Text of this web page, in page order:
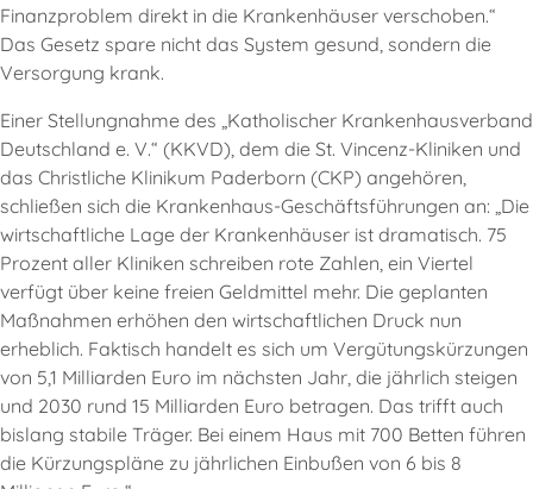
Finanzproblem direkt in die Krankenhäuser verschoben.“
Das Gesetz spare nicht das System gesund, sondern die
Versorgung krank.
Einer Stellungnahme des „Katholischer Krankenhausverband
Deutschland e. V.“ (KKVD), dem die St. Vincenz-Kliniken und
das Christliche Klinikum Paderborn (CKP) angehören,
schließen sich die Krankenhaus-Geschäftsführungen an: „Die
wirtschaftliche Lage der Krankenhäuser ist dramatisch. 75
Prozent aller Kliniken schreiben rote Zahlen, ein Viertel
verfügt über keine freien Geldmittel mehr. Die geplanten
Maßnahmen erhöhen den wirtschaftlichen Druck nun
erheblich. Faktisch handelt es sich um Vergütungskürzungen
von 5,1 Milliarden Euro im nächsten Jahr, die jährlich steigen
und 2030 rund 15 Milliarden Euro betragen. Das trifft auch
bislang stabile Träger. Bei einem Haus mit 700 Betten führen
die Kürzungspläne zu jährlichen Einbußen von 6 bis 8